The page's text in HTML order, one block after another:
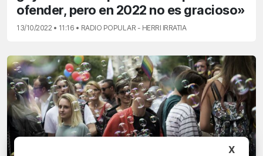
ofender, pero en 2022 no es gracioso»
13/10/2022 • 11:16 • RADIO POPULAR - HERRI IRRATIA
X